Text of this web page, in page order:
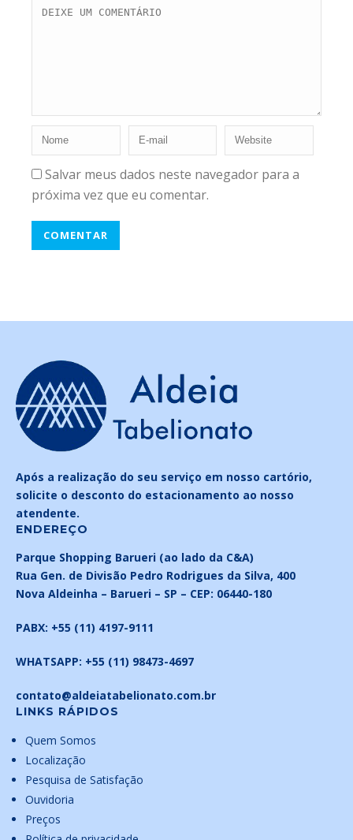
Salvar meus dados neste navegador para a
próxima vez que eu comentar.
Após a realização do seu serviço em nosso cartório,
solicite o desconto do estacionamento ao nosso
atendente.
ENDEREÇO
Parque Shopping Barueri (ao lado da C&A)
Rua Gen. de Divisão Pedro Rodrigues da Silva, 400
Nova Aldeinha – Barueri – SP – CEP: 06440-180
PABX: +55 (11) 4197-9111
WHATSAPP: +55 (11) 98473-4697
contato@aldeiatabelionato.com.br
LINKS RÁPIDOS
Quem Somos
Localização
Pesquisa de Satisfação
Ouvidoria
Preços